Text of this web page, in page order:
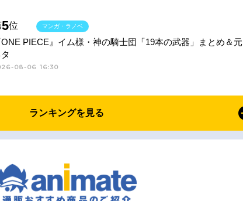
5位
ONE PIECE』イム様・神の騎士団「19本の武器」まとめ＆元
08-06 16:30
マンガ・ラノベ
ランキングを見る